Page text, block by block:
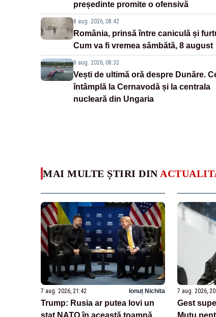
președinte promite o ofensivă
8 aug. 2026, 08:42
România, prinsă între caniculă și
Cum va fi vremea sâmbătă, 8 august
8 aug. 2026, 08:32
Vești de ultimă oră despre Dunăre.
întâmplă la Cernavodă și la centrala
nucleară din Ungaria
MAI MULTE ȘTIRI DIN
7 aug. 2026, 21:42 Ionuț Nichita
Trump: Rusia ar putea lovi un
stat NATO în această toamnă.
7 aug. 2026,
Gest
Mutu